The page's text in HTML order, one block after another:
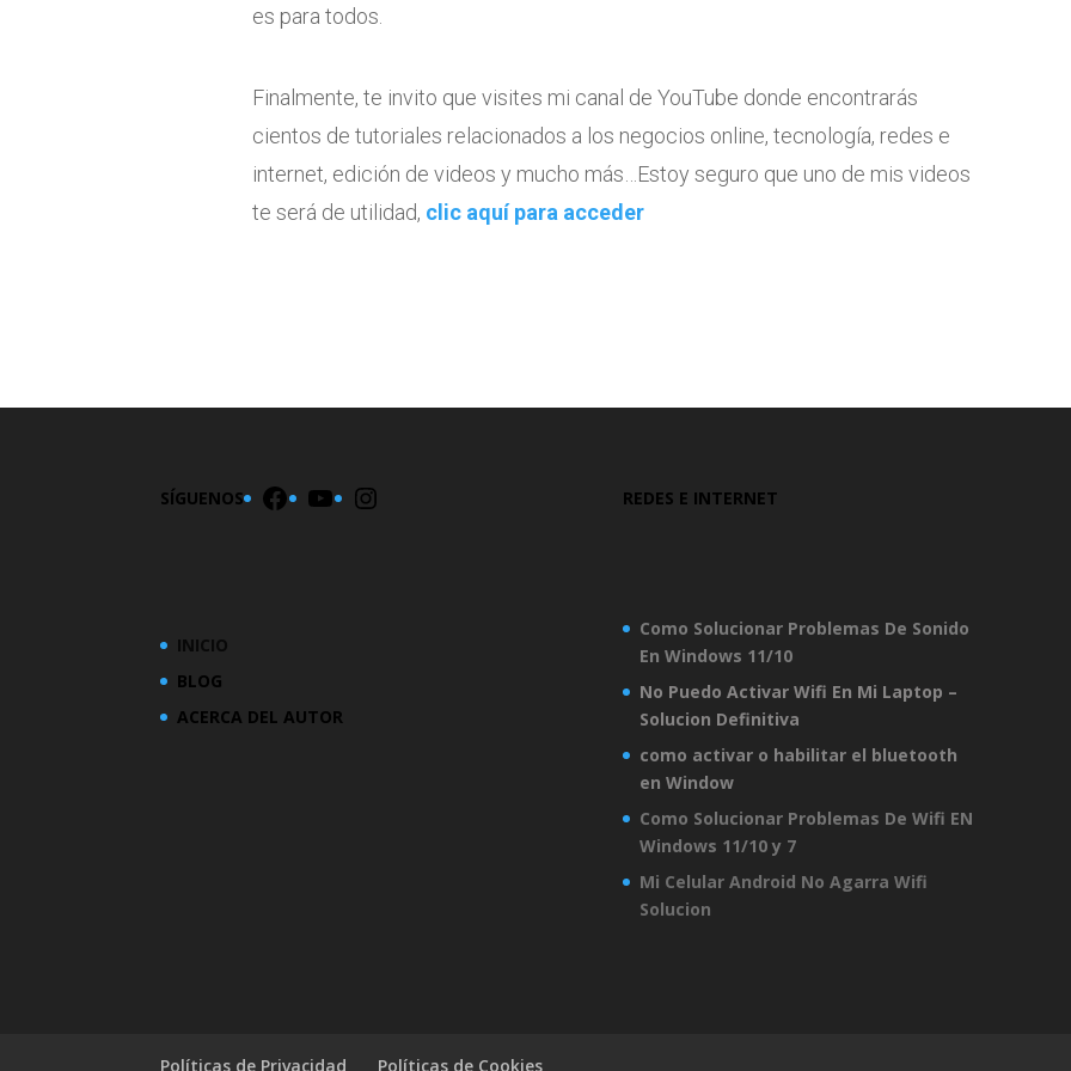
es para todos.
Finalmente, te invito que visites mi canal de YouTube donde encontrarás
cientos de tutoriales relacionados a los negocios online, tecnología, redes e
internet, edición de videos y mucho más…Estoy seguro que uno de mis videos
te será de utilidad, clic aquí para acceder
SÍGUENOS FacebookYouTube
INICIO
BLOG
ACERCA DEL AUTOR
REDES E INTERNET
Como Solucionar Problemas De Sonido
En Windows 11/10
No Puedo Activar Wifi En Mi Laptop –
Solucion Definitiva
como activar o habilitar el bluetooth
en Window
Como Solucionar Problemas De Wifi EN
Windows 11/10 y 7
Mi Celular Android No Agarra Wifi
Solucion
Políticas de Privacidad Políticas de Cookies